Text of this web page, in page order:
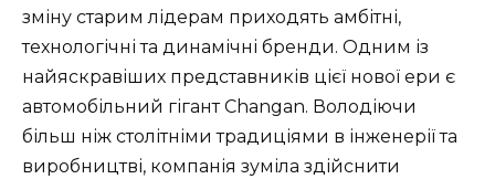
зміну старим лідерам приходять амбітні,
технологічні та динамічні бренди. Одним із
найяскравіших представників цієї нової ери є
автомобільний гігант Changan. Володіючи
більш ніж столітніми традиціями в інженерії та
виробництві, компанія зуміла здійснити